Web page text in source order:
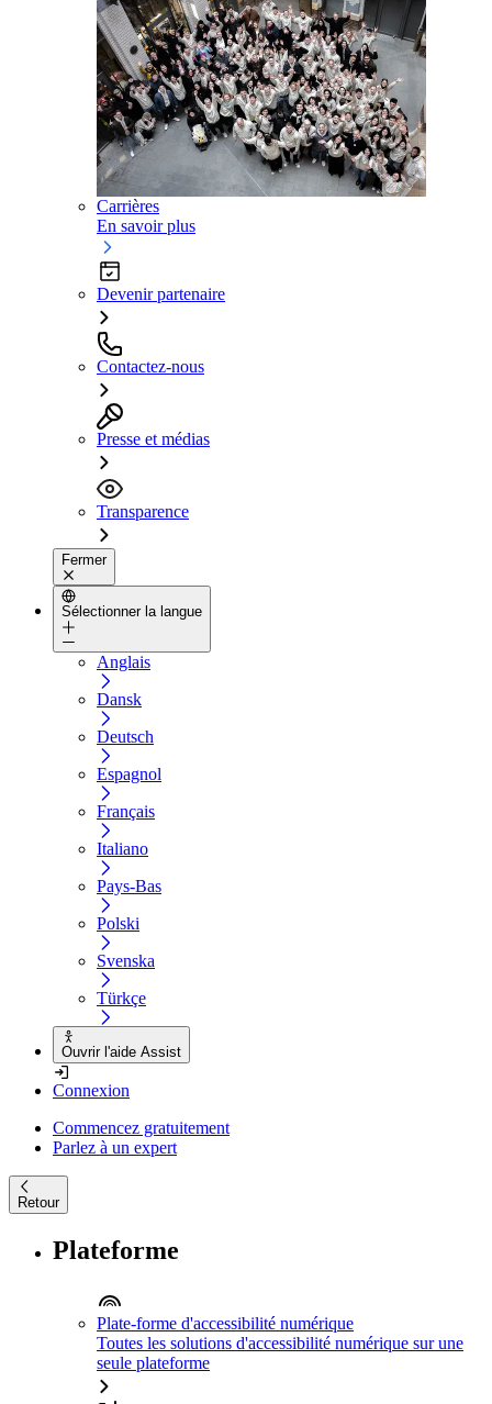
Carrières
En savoir plus
Devenir partenaire
Contactez-nous
Presse et médias
Transparence
Fermer
Sélectionner la langue
Anglais
Dansk
Deutsch
Espagnol
Français
Italiano
Pays-Bas
Polski
Svenska
Türkçe
Ouvrir l'aide Assist
Connexion
Commencez gratuitement
Parlez à un expert
Retour
Plateforme
Plate-forme d'accessibilité numérique
Toutes les solutions d'accessibilité numérique sur une
seule plateforme